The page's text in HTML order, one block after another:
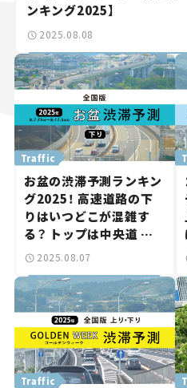
ンキング2025】
2025.08.08
Traffic
お盆の渋滞予測ランキン
グ2025！ 高速道路の下
りはいつどこが混雑す
る？ トップは中央道 相
模湖IC付近の45km。
2025.08.07
Traffic